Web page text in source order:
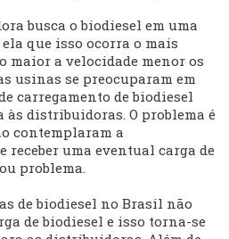
busca o biodiesel em uma
que isso ocorra o mais
maior a velocidade menor os
usinas se preocuparam em
carregamento de biodiesel
distribuidoras. O problema é
contemplaram a
receber uma eventual carga de
problema.
de biodiesel no Brasil não
de biodiesel e isso torna-se